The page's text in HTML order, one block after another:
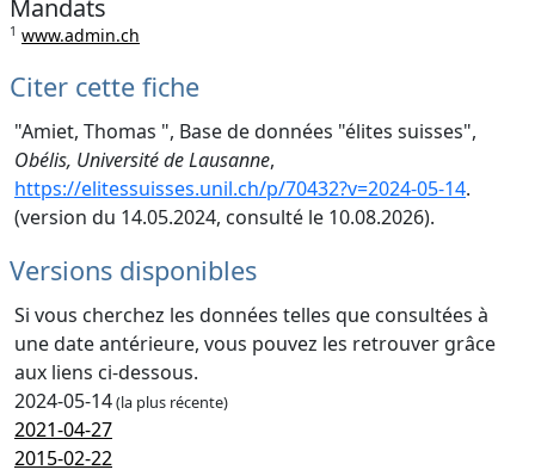
Mandats
1 www.admin.ch
Citer cette fiche
"Amiet, Thomas ", Base de données "élites suisses",
Obélis, Université de Lausanne,
https://elitessuisses.unil.ch/p/70432?v=2024-05-14.
(version du 14.05.2024, consulté le 10.08.2026).
Versions disponibles
Si vous cherchez les données telles que consultées à
une date antérieure, vous pouvez les retrouver grâce
aux liens ci-dessous.
2024-05-14(la plus récente)
2021-04-27
2015-02-22